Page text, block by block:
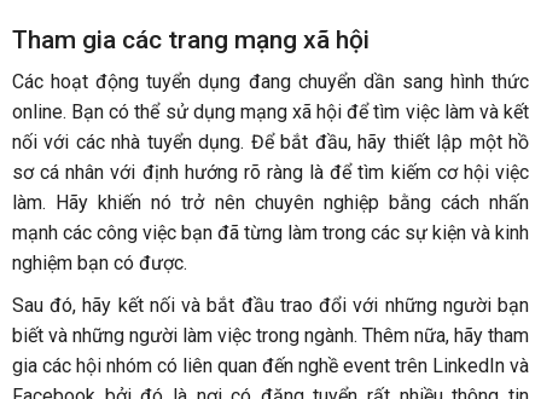
Tham gia các trang mạng xã hội
Các hoạt động tuyển dụng đang chuyển dần sang hình thức
online. Bạn có thể sử dụng mạng xã hội để tìm việc làm và kết
nối với các nhà tuyển dụng. Để bắt đầu, hãy thiết lập một hồ
sơ cá nhân với định hướng rõ ràng là để tìm kiếm cơ hội việc
làm. Hãy khiến nó trở nên chuyên nghiệp bằng cách nhấn
mạnh các công việc bạn đã từng làm trong các sự kiện và kinh
nghiệm bạn có được.
Sau đó, hãy kết nối và bắt đầu trao đổi với những người bạn
biết và những người làm việc trong ngành. Thêm nữa, hãy tham
gia các hội nhóm có liên quan đến nghề event trên LinkedIn và